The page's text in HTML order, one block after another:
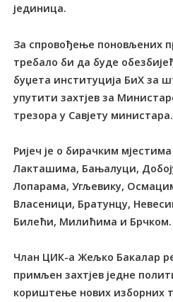
јединица.
За спровођење поновљених
требало би да буде
буџета институција БиХ за
упутити захтјев за
трезора у Савјету министара.
Ријеч је о бирачким
Лакташима, Бањалуци,
Лопарама, Угљевику,
Власеници, Братунцу,
Билећи, Милићима и Брчком.
Члан ЦИК-а Жељко Бакалар
примљен захтјев једне
кориштење нових изборних